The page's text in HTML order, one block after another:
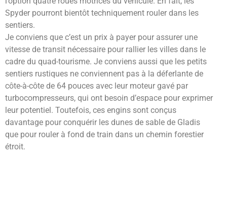
Spyder pourront bientôt techniquement rouler dans les
sentiers.
Je conviens que c’est un prix à payer pour assurer une
vitesse de transit nécessaire pour rallier les villes dans le
cadre du quad-tourisme. Je conviens aussi que les petits
sentiers rustiques ne conviennent pas à la déferlante de
côte-à-côte de 64 pouces avec leur moteur gavé par
turbocompresseurs, qui ont besoin d’espace pour exprimer
leur potentiel. Toutefois, ces engins sont conçus
davantage pour conquérir les dunes de sable de Gladis
que pour rouler à fond de train dans un chemin forestier
étroit.